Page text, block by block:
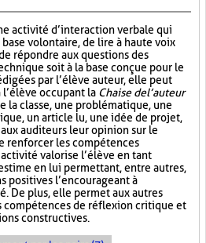
activité d’interaction verbale qui
volontaire, de lire à haute voix
répondre aux questions des
soit à la base conçue pour le
par l’élève auteur, elle peut
occupant la Chaise de l’auteur
la classe, une problématique, une
un article lu, une idée de projet,
auditeurs leur opinion sur le
renforcer les compétences
valorise l’élève en tant
en lui permettant, entre autres,
positives l’encourageant à
De plus, elle permet aux autres
compétences de réflexion critique et
constructives.